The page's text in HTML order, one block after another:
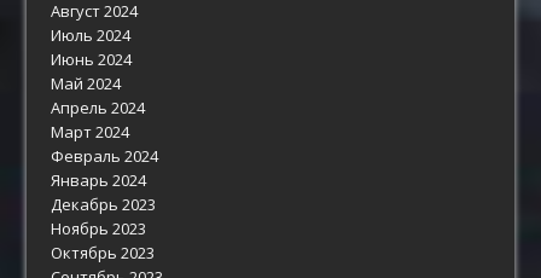
Август 2024
Июль 2024
Июнь 2024
Май 2024
Апрель 2024
Март 2024
Февраль 2024
Январь 2024
Декабрь 2023
Ноябрь 2023
Октябрь 2023